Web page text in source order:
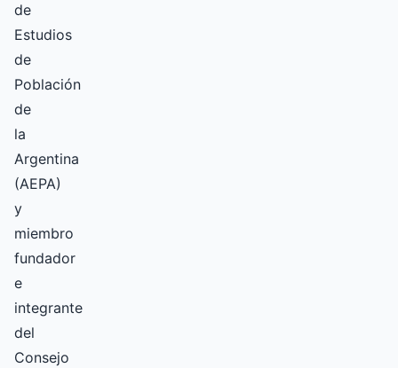
de
Estudios
de
Población
de
la
Argentina
(AEPA)
y
miembro
fundador
e
integrante
del
Consejo